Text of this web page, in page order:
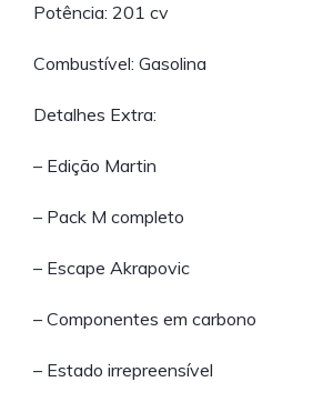
Potência: 201 cv
Combustível: Gasolina
Detalhes Extra:
– Edição Martin
– Pack M completo
– Escape Akrapovic
– Componentes em carbono
– Estado irrepreensível